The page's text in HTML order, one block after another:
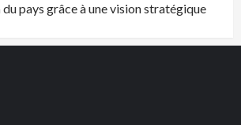
pays grâce à une vision stratégique